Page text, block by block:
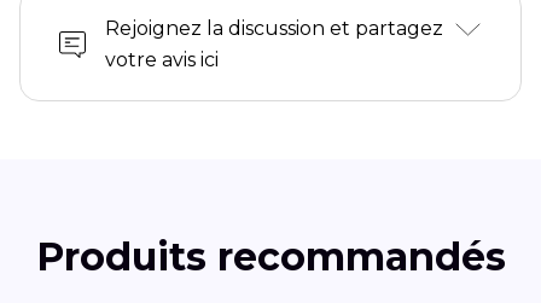
Rejoignez la discussion et partagez
votre avis ici
Produits recommandés